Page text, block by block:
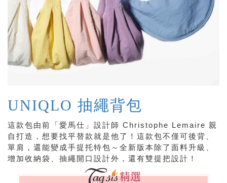
UNIQLO 抽繩背包
這款包由前「愛馬仕」設計師 Christophe Lemaire 親
自打造，想要找平替款就是他了！這款包不僅可後背、
單肩，還能變成手提托特包～全新版本除了面料升級、
增加收納袋、抽繩開口設計外，還有雙提把設計！